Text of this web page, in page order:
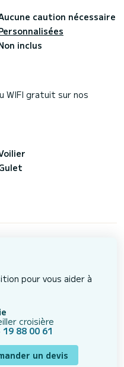
caution nécessaire
inclus
WIFI gratuit sur nos
pour vous aider à
croisière
19 88 00 61
un devis